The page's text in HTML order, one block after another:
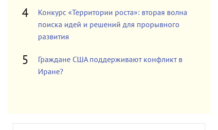
Конкурс «Территории роста»: вторая волна
поиска идей и решений для прорывного
развития
Граждане США поддерживают конфликт в
Иране?